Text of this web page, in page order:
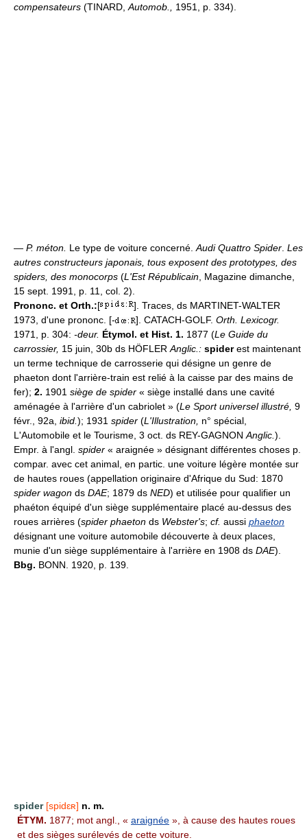
compensateurs (TINARD, Automob., 1951, p. 334).
— P. méton. Le type de voiture concerné. Audi Quattro Spider Les
autres constructeurs japonais, tous exposent des prototypes, des
spiders, des monocorps (L'Est Républicain , Magazine dimanche,
15 sept. 1991, p. 11, col. 2).
Prononc. et Orth.:[
]. Traces, ds MARTINET-WALTER
1973, d'une prononc. [-
]. CATACH-GOLF. Orth. Lexicogr.
1971, p. 304: -deur. Étymol. et Hist. 1. 1877 (Le Guide du
carrossier, 15 juin, 30b ds HÖFLER Anglic.: spiderest maintenant
un terme technique de carrosserie qui désigne un genre de
phaeton dont l'arrière-train est relié à la caisse par des mains de
fer); 2. 1901 siège de spider « siège installé dans une cavité
aménagée à l'arrière d'un cabriolet » (Le Sport universel illustré, 9
févr., 92a, ibid. ); 1931 spider (L'Illustration, n° spécial,
L'Automobile et le Tourisme, 3 oct. ds REY-GAGNON Anglic. ).
Empr. à l'angl. spider « araignée » désignant différentes choses p.
compar. avec cet animal, en partic. une voiture légère montée sur
de hautes roues (appellation originaire d'Afrique du Sud: 1870
spider wagon ds DAE; 1879 ds NED) et utilisée pour qualifier un
phaéton équipé d'un siège supplémentaire placé au-dessus des
roues arrières (spider phaeton ds Webster's; cf. aussi phaeton
désignant une voiture automobile découverte à deux places,
munie d'un siège supplémentaire à l'arrière en 1908 ds DAE).
Bbg. BONN. 1920, p. 139.
spider [spidɛʀ] n. m.
ÉTYM. 1877; mot angl., « araignée », à cause des hautes roues
et des sièges surélevés de cette voiture.